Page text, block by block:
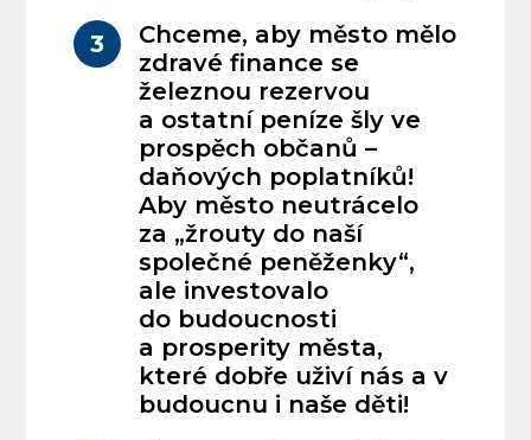
3
Chceme, aby město mělo
zdravé finance se
železnou rezervou
a ostatní peníze šly ve
prospěch občanů –
daňových poplatníků!
Aby město neutrácelo
za „žrouty do naší
společné peněženky“,
ale investovalo
do budoucnosti
a prosperity města,
které dobře uživí nás a v
budoucnu i naše děti!